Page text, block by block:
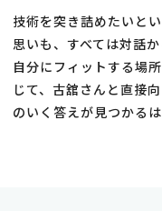
PERVA
仕事への集
ですね？
技術を突き詰めたいと
思いも、すべては対話
自分にフィットする場
じて、古舘さんと直接
のいく答えが見つかるは